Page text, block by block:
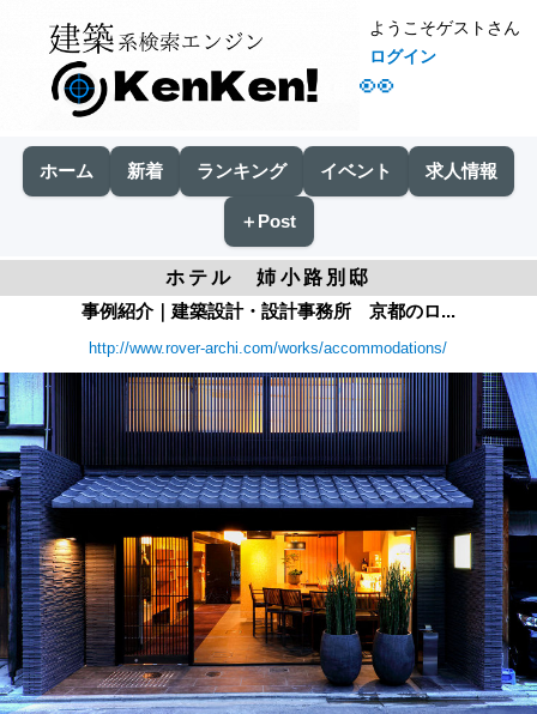
👀
ようこそゲストさん
ログイン
ホーム 新着 ランキング イベント 求人情報
＋Post
ホテル 姉小路別邸
事例紹介｜建築設計・設計事務所 京都のロ...
http://www.rover-archi.com/works/accommodations/